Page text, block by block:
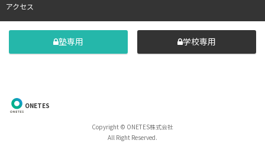
アクセス
塾専用 学校専用
ONETES
Copyright © ONETES株式会社
All Right Reserved.